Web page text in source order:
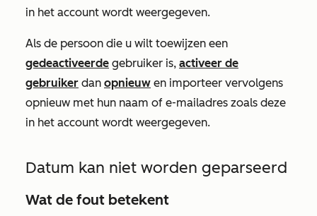
in het account wordt weergegeven.
Als de persoon die u wilt toewijzen een
gedeactiveerde gebruiker is, activeer de
gebruiker dan opnieuw en importeer vervolgens
opnieuw met hun naam of e-mailadres zoals deze
in het account wordt weergegeven.
Datum kan niet worden geparseerd
Wat de fout betekent